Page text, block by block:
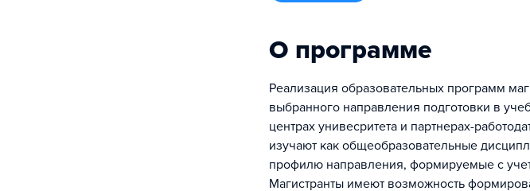
О программе
Реализация образовательных программ
выбранного направления подготовки в
центрах унивесритета и партнерах-
изучают как общеобразовательные
профилю направления, формируемые с
Магистранты имеют возможность